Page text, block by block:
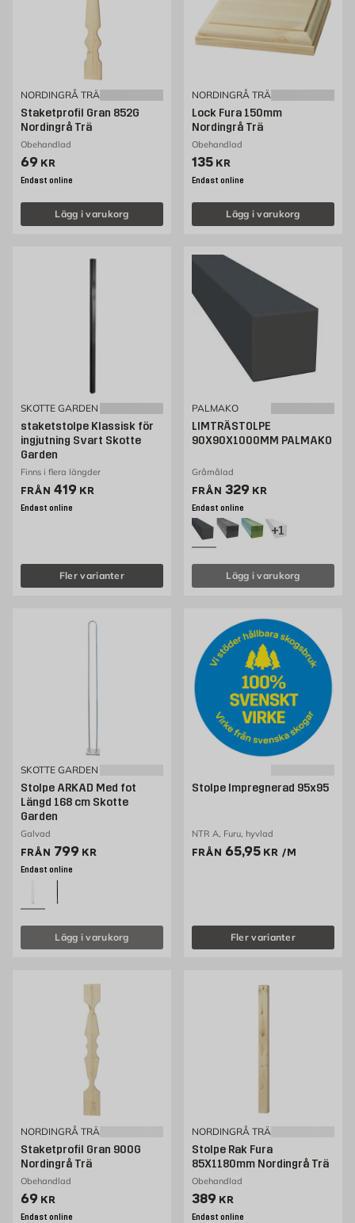
NORDINGRÅ TRÄ
Staketprofil Gran 852G
Nordingrå Trä
Obehandlad
Pris 69 kr
69 KR
Endast online
Lägg i varukorg
NORDINGRÅ TRÄ
Lock Fura 150mm
Nordingrå Trä
Obehandlad
Pris 135 kr
135 KR
Endast online
Lägg i varukorg
SKOTTE GARDEN
staketstolpe Klassisk för
ingjutning Svart Skotte
Garden
Finns i flera längder
FRÅN Pris 419 kr
419 KR
Endast online
Fler varianter
PALMAKO
LIMTRÄSTOLPE
90X90X1000MM PALMAKO
Gråmålad
FRÅN Pris 249 kr
329 KR
Endast online
+1
Lägg i varukorg
SKOTTE GARDEN
Stolpe ARKAD Med fot
Längd 168 cm Skotte
Garden
Galvad
FRÅN Pris 799 kr
799 KR
Endast online
Lägg i varukorg
Stolpe Impregnerad 95x95
NTR A, Furu, hyvlad
FRÅN Pris 65.95 kr /m
65,95 KR /M
Fler varianter
NORDINGRÅ TRÄ
Staketprofil Gran 900G
Nordingrå Trä
Obehandlad
Pris 69 kr
69 KR
Endast online
NORDINGRÅ TRÄ
Stolpe Rak Fura
85X1180mm Nordingrå Trä
Obehandlad
Pris 389 kr
389 KR
Endast online